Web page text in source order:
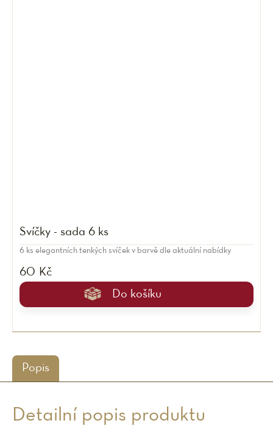
Svíčky - sada 6 ks
60 Kč
Do košíku
6 ks elegantních tenkých svíček v barvě dle aktuální nabídky
Popis
Detailní popis produktu